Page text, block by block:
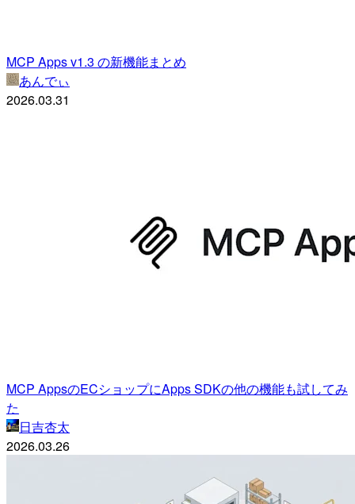
MCP Apps v1.3 の新機能まとめ
あんでぃ
2026.03.31
MCP AppsのECショップにApps SDKの他の機能も試してみ
た
日吉杏太
2026.03.26